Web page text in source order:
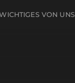
VON UNS